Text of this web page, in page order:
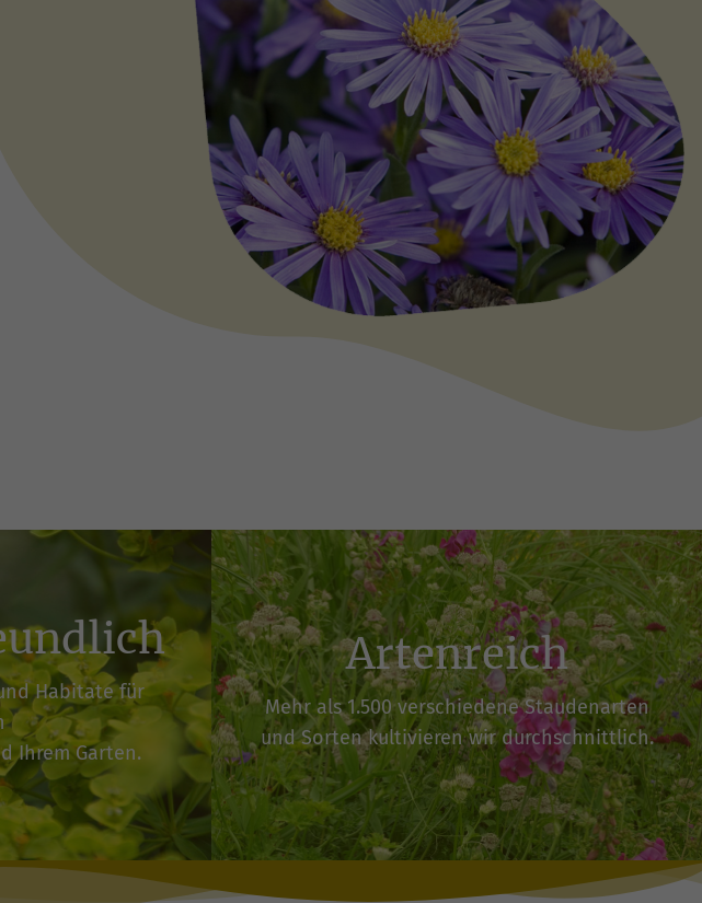
Habitate für
Ihrem Garten.
Artenreich
Mehr als 1.500 verschiedene Staudenarten
und Sorten kultivieren wir durchschnittlich.